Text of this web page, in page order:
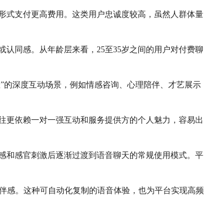
式支付更高费用。这类用户忠诚度较高，虽然人群体量
同感。从年龄层来看，25至35岁之间的用户对付费聊
深度互动场景，例如情感咨询、心理陪伴、才艺展示
依赖一对一强互动和服务提供方的个人魅力，容易出
和感官刺激后逐渐过渡到语音聊天的常规使用模式。平
感。这种可自动化复制的语音体验，也为平台实现高频